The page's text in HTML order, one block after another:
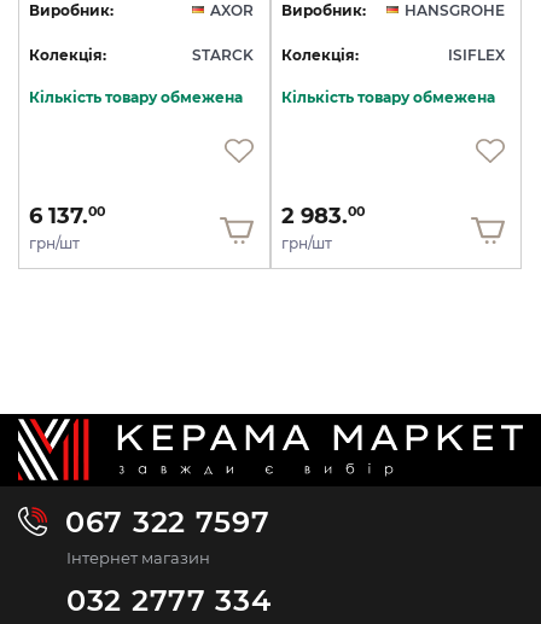
Виробник: AXOR
Колекція: STARCK
Кількість товару обмежена
6 137.00
грн/шт
Виробник: HANSGROHE
Колекція: ISIFLEX
Кількість товару обмежена
2 983.00
грн/шт
067 322 7597
Інтернет магазин
032 2777 334